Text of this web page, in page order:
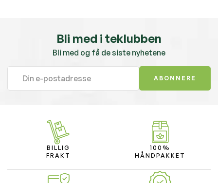
Bli med i teklubben
Bli med og få de siste nyhetene
ABONNERE
BILLIG
FRAKT
100%
HÅNDPAKKET